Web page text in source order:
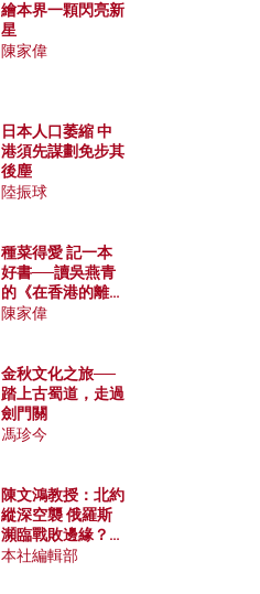
繪本界一顆閃亮新
星
陳家偉
日本人口萎縮 中
港須先謀劃免步其
後塵
陸振球
種菜得愛 記一本
好書──讀吳燕青
的《在香港的離島
種菜》
陳家偉
金秋文化之旅──
踏上古蜀道，走過
劍門關
馮珍今
陳文鴻教授：北約
縱深空襲 俄羅斯
瀕臨戰敗邊緣？中
國零部件能左右戰
本社編輯部